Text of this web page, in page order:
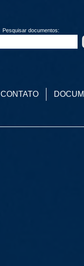
CONTATO
Pesquisar documentos: